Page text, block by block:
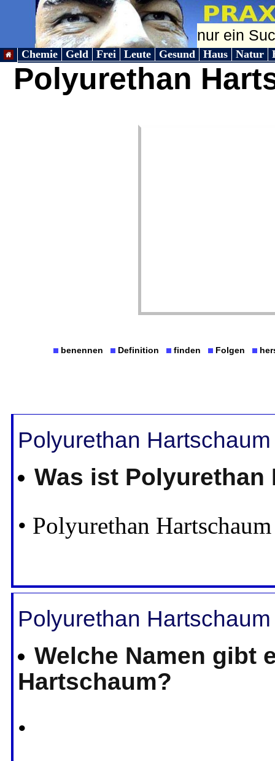
Chemie Geld Frei Leute Gesund Haus Natur
Polyurethan
benennen Definition finden Folgen
Polyurethan
Was ist Polyurethan
• Polyurethan
Polyurethan
Welche Namen gibt
Hartschaum?
•